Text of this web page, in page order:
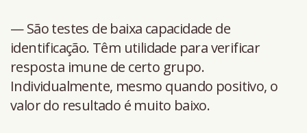
— São testes de baixa capacidade de
identificação. Têm utilidade para verificar
resposta imune de certo grupo.
Individualmente, mesmo quando positivo, o
valor do resultado é muito baixo.